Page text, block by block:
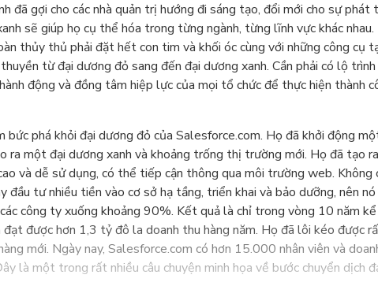
đã gợi cho các nhà quản trị hướng đi sáng tạo, đổi mới cho sự phát
sẽ giúp họ cụ thể hóa trong từng ngành, từng lĩnh vực khác nhau.
thủy thủ phải đặt hết con tim và khối óc cùng với những công cụ
từ đại dương đỏ sang đến đại dương xanh. Cần phải có lộ
động và đồng tâm hiệp lực của mọi tổ chức để thực hiện thành
phá khỏi đại dương đỏ của Salesforce.com. Họ đã khởi động
một đại dương xanh và khoảng trống thị trường mới. Họ đã tạo
và dễ sử dụng, có thể tiếp cận thông qua môi trường web. Không
đầu tư nhiều tiền vào cơ sở hạ tầng, triển khai và bảo dưỡng, nên
công ty xuống khoảng 90%. Kết quả là chỉ trong vòng 10 năm
được hơn 1,3 tỷ đô la doanh thu hàng năm. Họ đã lôi kéo được
mới. Ngày nay, Salesforce.com có hơn 15.000 nhân viên và
là một trong rất nhiều câu chuyện minh họa về bước chuyển dịch